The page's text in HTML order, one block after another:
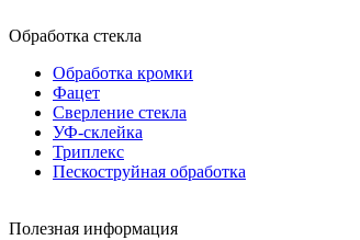
Обработка стекла
Обработка кромки
Фацет
Сверление стекла
УФ-склейка
Триплекс
Пескоструйная обработка
Полезная информация